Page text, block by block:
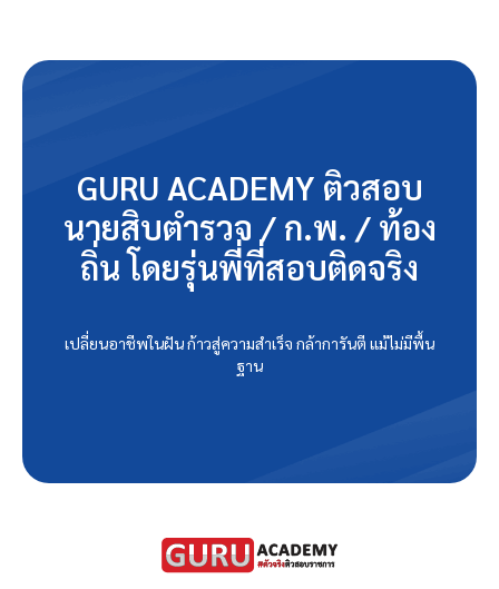
GURU ACADEMY ติวสอบ
นายสิบตำรวจ / ก.พ. / ท้อง
ถิ่น โดยรุ่นพี่ที่สอบติดจริง
เปลี่ยนอาชีพในฝัน ก้าวสู่ความสำเร็จ กล้าการันตี แม้ไม่มีพื้น
ฐาน